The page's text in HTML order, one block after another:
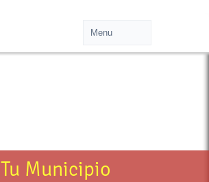
Tu Municipio